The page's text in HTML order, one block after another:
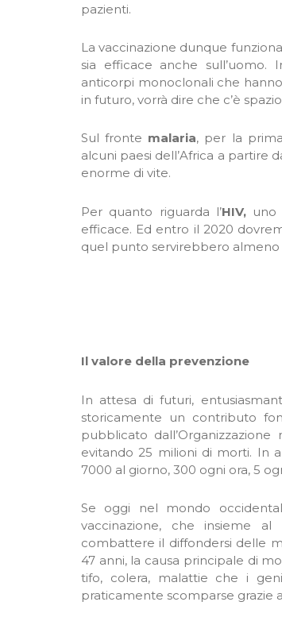
pazienti.
La vaccinazione dunque
sia efficace anche sull’uomo.
anticorpi monoclonali che
in futuro, vorrà dire che c’è
Sul fronte malaria, per la
alcuni paesi dell’Africa a partire
enorme di vite.
Per quanto riguarda l’HIV, uno
efficace. Ed entro il 2020
quel punto servirebbero almeno
Il valore della prevenzione
In attesa di futuri,
storicamente un contributo
pubblicato
evitando 25 milioni di morti. In
7000 al giorno, 300 ogni ora, 5
Se oggi nel mondo
vaccinazione, che insieme
combattere il diffondersi delle
47 anni, la causa principale di
tifo, colera, malattie che i
praticamente scomparse grazie